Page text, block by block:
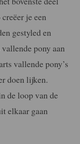
je een
gestyled en
pony aan
vallende pony’s
doen lijken.
de loop van de
elkaar gaan